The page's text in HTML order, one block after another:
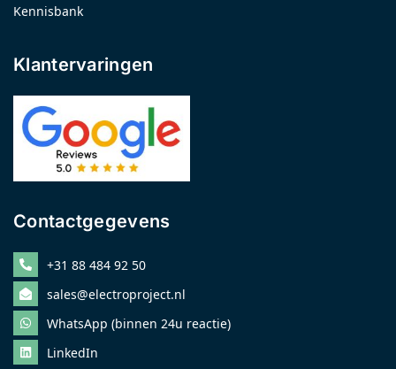
Kennisbank
Klantervaringen
Contactgegevens
+31 88 484 92 50
sales@electroproject.nl
WhatsApp (binnen 24u reactie)
LinkedIn